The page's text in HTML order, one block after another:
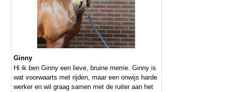
Ginny
Hi ik ben Ginny een lieve, bruine merrie. Ginny is
wat voorwaarts met rijden, maar een onwijs harde
werker en wil graag samen met de ruiter aan het